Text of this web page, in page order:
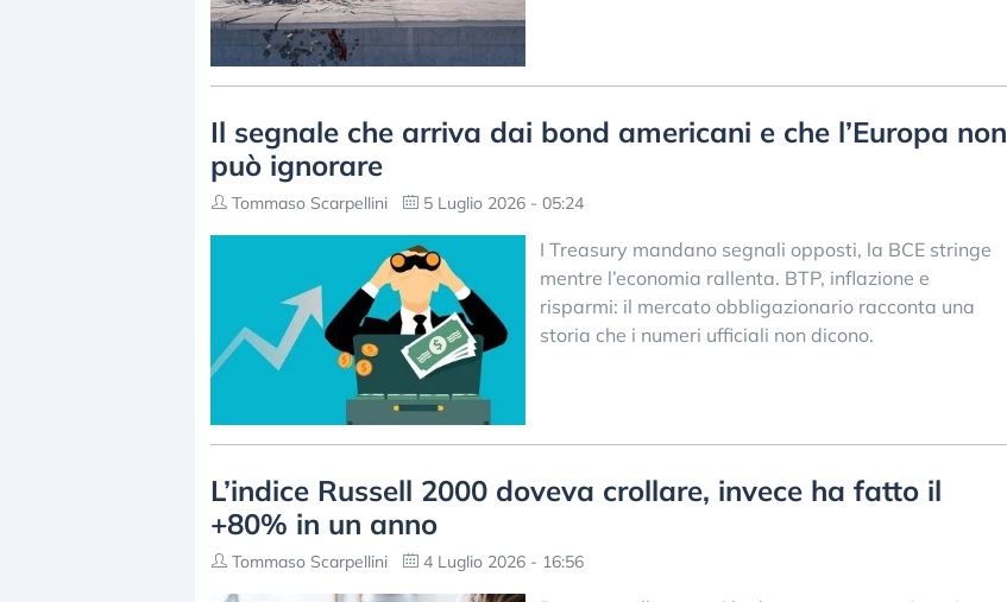
Il segnale che arriva dai bond americani e che l’Europa non
può ignorare
Tommaso Scarpellini 5 Luglio 2026 - 05:24
I Treasury mandano segnali opposti, la BCE stringe
mentre l’economia rallenta. BTP, inflazione e
risparmi: il mercato obbligazionario racconta una
storia che i numeri ufficiali non dicono.
L’indice Russell 2000 doveva crollare, invece ha fatto il
+80% in un anno
Tommaso Scarpellini 4 Luglio 2026 - 16:56